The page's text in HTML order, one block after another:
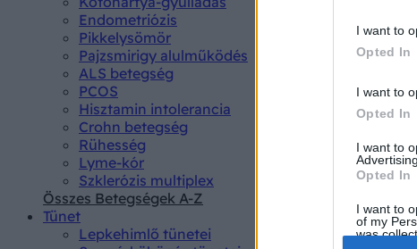
I want to
Opted In
I want to
Opted In
I want to
Advertising.
Opted In
I want to
of my
was
Endometriózis
Pikkelysömör
Pajzsmirigy alulműködés
ALS betegség
PCOS
Hisztamin intolerancia
Crohn betegség
Rühesség
Lyme-kór
Szklerózis multiplex
Összes Betegségek A-Z
Tünet
Lepkehimlő tünetei